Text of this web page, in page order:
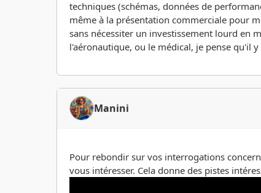
techniques (schémas, données de
même à la présentation commerciale pour
sans nécessiter un investissement lourd en
l'aéronautique, ou le médical, je pense qu'il
Manini
Pour rebondir sur vos interrogations
vous intéresser. Cela donne des pistes